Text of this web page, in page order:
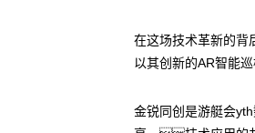
在这场技术革新的
以其创新的AR智能
金锐同创是游艇会